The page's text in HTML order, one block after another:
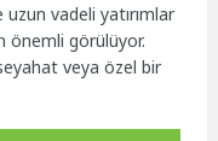
vadeli yatırımlar
önemli görülüyor.
veya özel bir